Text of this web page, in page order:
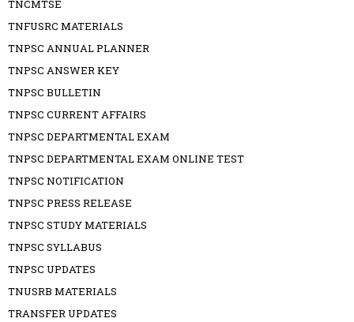
TNCMTSE
TNFUSRC MATERIALS
TNPSC ANNUAL PLANNER
TNPSC ANSWER KEY
TNPSC BULLETIN
TNPSC CURRENT AFFAIRS
TNPSC DEPARTMENTAL EXAM
TNPSC DEPARTMENTAL EXAM ONLINE TEST
TNPSC NOTIFICATION
TNPSC PRESS RELEASE
TNPSC STUDY MATERIALS
TNPSC SYLLABUS
TNPSC UPDATES
TNUSRB MATERIALS
TRANSFER UPDATES